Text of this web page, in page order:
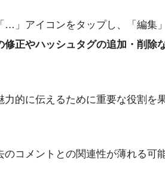
…」アイコンをタップし、「編集
修正やハッシュタグの追加・削除
的に伝えるために重要な役割を
コメントとの関連性が薄れる可